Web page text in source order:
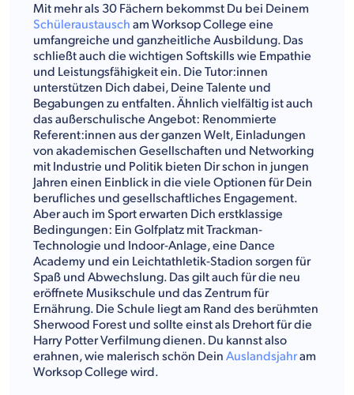
Mit mehr als 30 Fächern bekommst Du bei Deinem
Schüleraustausch am Worksop College eine
umfangreiche und ganzheitliche Ausbildung. Das
schließt auch die wichtigen Softskills wie Empathie
und Leistungsfähigkeit ein. Die Tutor:innen
unterstützen Dich dabei, Deine Talente und
Begabungen zu entfalten. Ähnlich vielfältig ist auch
das außerschulische Angebot: Renommierte
Referent:innen aus der ganzen Welt, Einladungen
von akademischen Gesellschaften und Networking
mit Industrie und Politik bieten Dir schon in jungen
Jahren einen Einblick in die viele Optionen für Dein
berufliches und gesellschaftliches Engagement.
Aber auch im Sport erwarten Dich erstklassige
Bedingungen: Ein Golfplatz mit Trackman-
Technologie und Indoor-Anlage, eine Dance
Academy und ein Leichtathletik-Stadion sorgen für
Spaß und Abwechslung. Das gilt auch für die neu
eröffnete Musikschule und das Zentrum für
Ernährung. Die Schule liegt am Rand des berühmten
Sherwood Forest und sollte einst als Drehort für die
Harry Potter Verfilmung dienen. Du kannst also
erahnen, wie malerisch schön Dein Auslandsjahram
Worksop College wird.